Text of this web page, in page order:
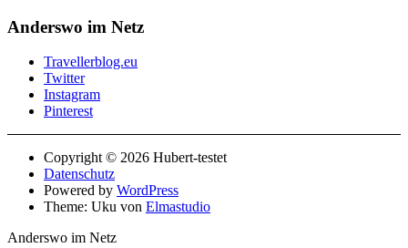
Anderswo im Netz
Travellerblog.eu
Twitter
Instagram
Pinterest
Copyright © 2026 Hubert-testet
Datenschutz
Powered by WordPress
Theme: Uku von Elmastudio
Anderswo im Netz